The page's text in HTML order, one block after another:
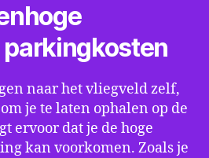
naar het vliegveld zelf,
je te laten ophalen op de
ervoor dat je de hoge
kan voorkomen. Zoals je